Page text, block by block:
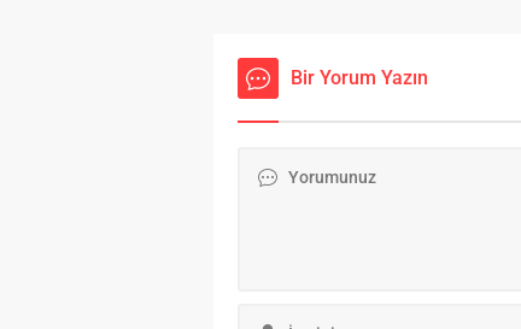
önde kapattı. 68. dakikada
Serdar Eylik kazanılan penaltı
atışını gole çevirerek farkı ikiye
Bir Yorum Yazın